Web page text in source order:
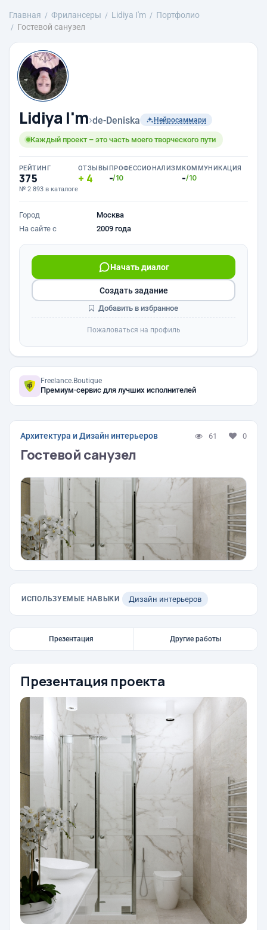
Главная Фрилансеры Lidiya I'm
Портфолио
Гостевой санузел
Lidiya I'm›de-Deniska Нейросаммари
Каждый проект – это часть моего творческого пути
РЕЙТИНГ
375
№ 2 893 в каталоге
ОТЗЫВЫ
4
ПРОФЕССИОНАЛИЗМ
-/10
КОММУНИКАЦИЯ
-/10
Город
Москва
На сайте с
2009 года
Начать диалог
Создать задание
Добавить в избранное
Пожаловаться на профиль
Freelance.Boutique
Премиум-сервис для лучших исполнителей
Архитектура и Дизайн интерьеров 61 0
Гостевой санузел
ИСПОЛЬЗУЕМЫЕ НАВЫКИ Дизайн интерьеров
Презентация Другие работы
Презентация проекта